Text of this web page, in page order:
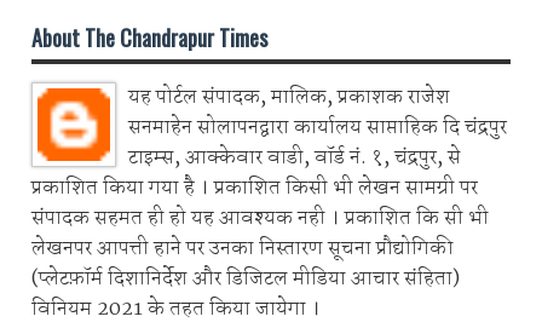
About The Chandrapur Times
यह पोर्टल संपादक, मालिक, प्रकाशक राजेश
सनमाहेन सोलापनद्वारा कार्यालय साप्ताहिक दि चंद्रपुर
टाइम्स, आक्केवार वाडी, वॉर्ड नं. १, चंद्रपुर, से
प्रकाशित किया गया है । प्रकाशित किसी भी लेखन सामग्री पर
संपादक सहमत ही हो यह आवश्यक नही । प्रकाशित कि सी भी
लेखनपर आपत्ती हाने पर उनका निस्तारण सूचना प्रौद्योगिकी
(प्लेटफ़ॉर्म दिशानिर्देश और डिजिटल मीडिया आचार संहिता)
विनियम 2021 के तहत किया जायेगा ।